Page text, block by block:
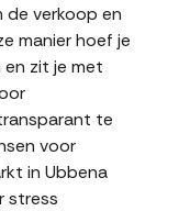
de verkoop en
manier hoef je
zit je met
te
voor
in Ubbena
stress